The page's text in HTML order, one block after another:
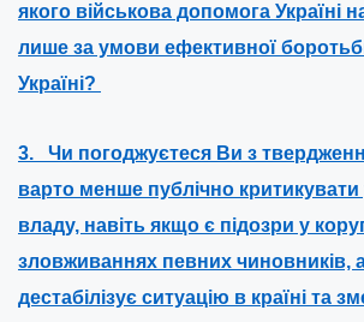
якого військова допомога Україні
лише за умови ефективної
Україні?
3. Чи погоджуєтеся Ви з
варто менше публічно критикувати
владу, навіть якщо є підозри у
зловживаннях певних чиновників,
дестабілізує ситуацію в країні та